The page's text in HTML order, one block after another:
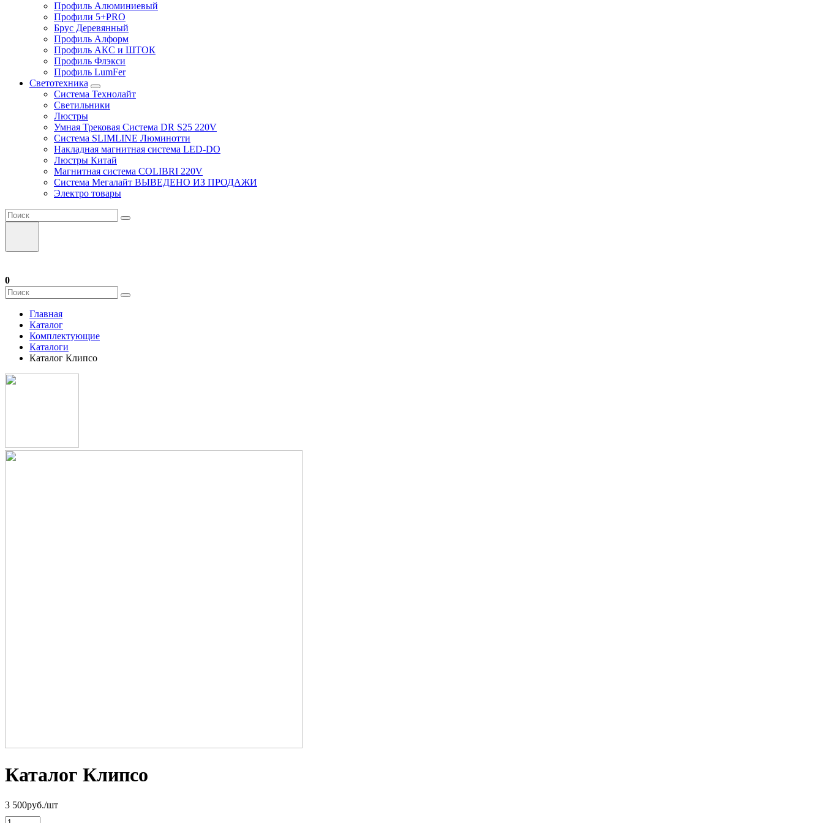
Профиль Алюминиевый
Профили 5+PRO
Брус Деревянный
Профиль Алформ
Профиль АКС и ШТОК
Профиль Флэкси
Профиль LumFer
Светотехника
Система Технолайт
Светильники
Люстры
Умная Трековая Система DR S25 220V
Система SLIMLINE Люминотти
Накладная магнитная система LED-DO
Люстры Китай
Магнитная система COLIBRI 220V
Система Мегалайт ВЫВЕДЕНО ИЗ ПРОДАЖИ
Электро товары
0
Главная
Каталог
Комплектующие
Каталоги
Каталог Клипсо
Каталог Клипсо
3 500руб./шт